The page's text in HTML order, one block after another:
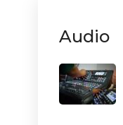
Audio